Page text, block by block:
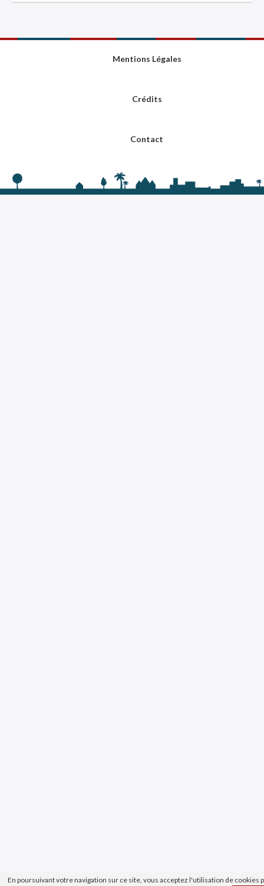
Mentions Légales
Crédits
Contact
En poursuivant votre navigation sur ce site, vous acceptez l'utilisation de cookies